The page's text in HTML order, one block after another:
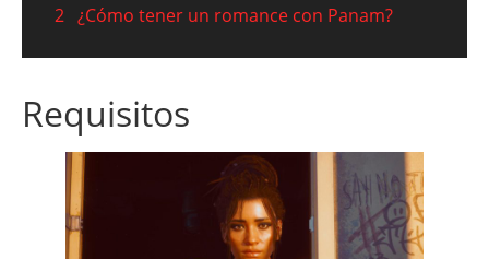
2 ¿Cómo tener un romance con Panam?
Requisitos